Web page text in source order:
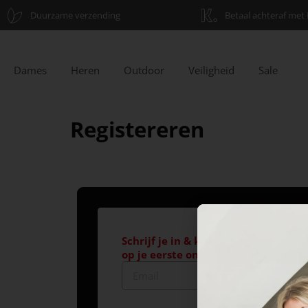
Duurzame verzending Betaal achteraf met
Dames Heren Outdoor Veiligheid Sale
Registereren
Schrijf je in & krijg €10,- korting*
op je eerste online aankoop!